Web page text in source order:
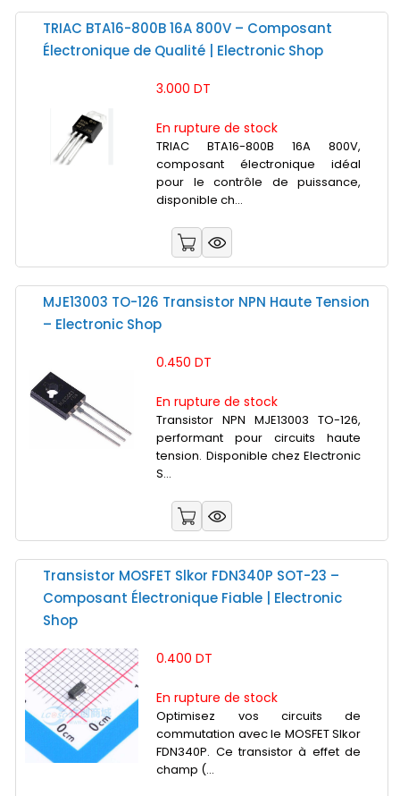
TRIAC BTA16-800B 16A 800V – Composant
Électronique de Qualité | Electronic Shop
3.000 DT
En rupture de stock
TRIAC BTA16-800B 16A 800V,
composant électronique idéal
pour le contrôle de puissance,
disponible ch...
MJE13003 TO-126 Transistor NPN Haute Tension
– Electronic Shop
0.450 DT
En rupture de stock
Transistor NPN MJE13003 TO-126,
performant pour circuits haute
tension. Disponible chez Electronic
S...
Transistor MOSFET Slkor FDN340P SOT-23 –
Composant Électronique Fiable | Electronic
Shop
0.400 DT
En rupture de stock
Optimisez vos circuits de
commutation avec le MOSFET Slkor
FDN340P. Ce transistor à effet de
champ (...